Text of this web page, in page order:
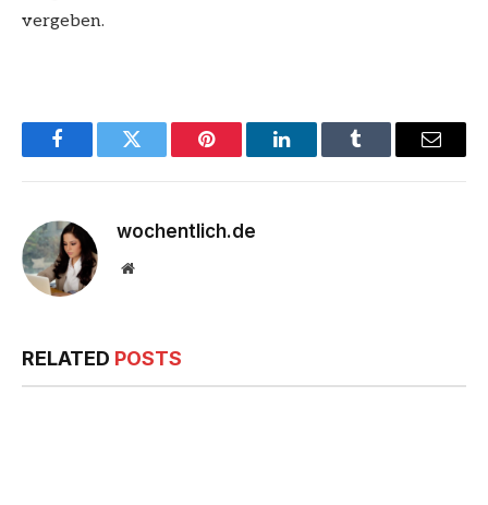
vergeben.
FacebookTwitter Pinterest LinkedInTumblr Email
wochentlich.de
Website
RELATED POSTS